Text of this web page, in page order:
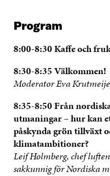
Program
8:00-8:30 Kaffe och
8:30-8:35 Välkommen!
Moderator Eva
8:35-8:50 Från
utmaningar – hur kan
påskynda grön tillväxt
klimatambitioner?
Leif Holmberg, chef
sakkunnig för Nordiska